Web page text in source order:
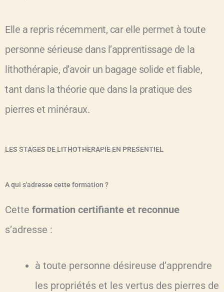
Elle a repris récemment, car elle permet à toute
personne sérieuse dans l’apprentissage de la
lithothérapie, d’avoir un bagage solide et fiable,
tant dans la théorie que dans la pratique des
pierres et minéraux.
LES STAGES DE LITHOTHERAPIE EN PRESENTIEL
A qui s'adresse cette formation ?
Cette formation certifiante et reconnue
s’adresse :
à toute personne désireuse d’apprendre
les propriétés et les vertus des pierres de